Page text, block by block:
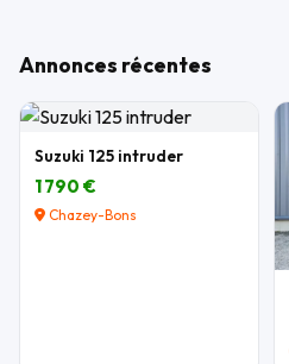
Annonces récentes
Suzuki 125 intruder
1 790 €
Chazey-Bons